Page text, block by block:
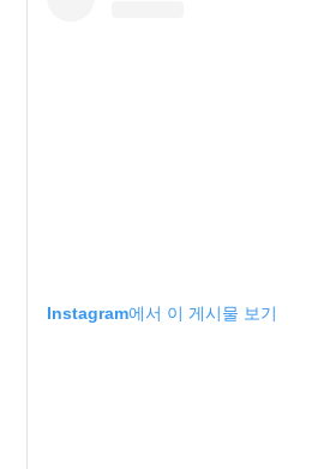
Instagram에서 이 게시물 보기